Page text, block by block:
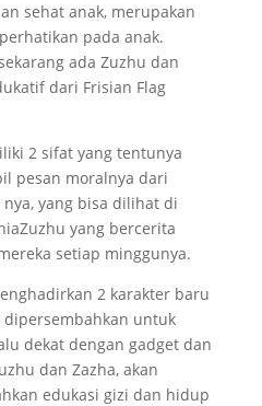
sehat anak, merupakan
pada anak.
ada Zuzhu dan
dari Frisian Flag
2 sifat yang tentunya
pesan moralnya dari
yang bisa dilihat di
yang bercerita
setiap minggunya.
2 karakter baru
dipersembahkan untuk
dekat dengan gadget dan
dan Zazha, akan
edukasi gizi dan hidup